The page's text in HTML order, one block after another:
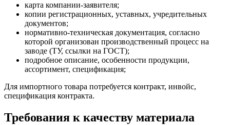
карта компании-заявителя;
копии регистрационных, уставных, учредительных
документов;
нормативно-техническая документация, согласно
которой организован производственный процесс на
заводе (ТУ, ссылки на ГОСТ);
подробное описание, особенности продукции,
ассортимент, спецификация;
Для импортного товара потребуется контракт, инвойс,
спецификация контракта.
Требования к качеству материала